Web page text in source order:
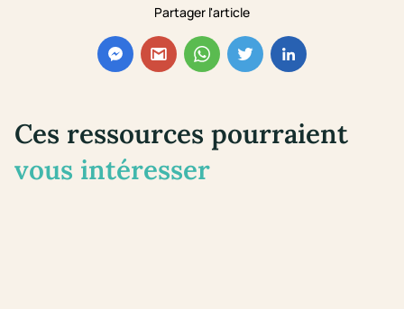
Partager l'article
Ces ressources pourraient
vous intéresser